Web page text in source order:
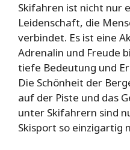
Skifahren ist nicht nur
Leidenschaft, die
verbindet. Es ist eine
Adrenalin und Freude
tiefe Bedeutung und
Die Schönheit der
auf der Piste und das
unter Skifahrern sind
Skisport so einzigartig